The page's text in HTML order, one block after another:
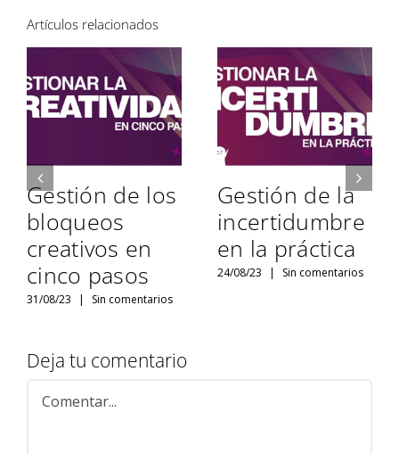
Artículos relacionados
Gestión de los
bloqueos
creativos en
cinco pasos
31/08/23 | Sin comentarios
Gestión de la
incertidumbre
en la práctica
24/08/23 | Sin comentarios
Deja tu comentario